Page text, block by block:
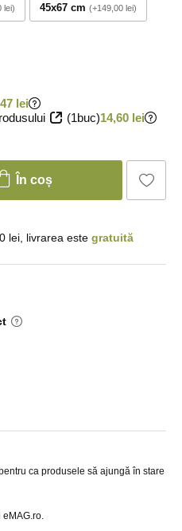
+66,20 lei 45x67 cm +149,00 lei
lei
(1buc)14,60 lei
În coș
lei, livrarea este gratuită
ca produsele să ajungă în stare